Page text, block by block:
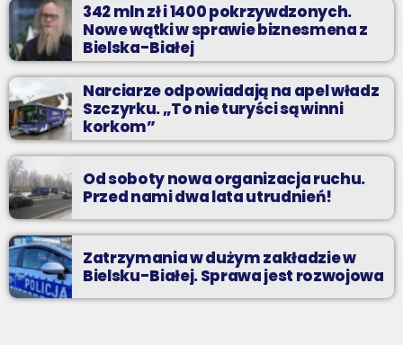
342 mln zł i 1400 pokrzywdzonych.
Nowe wątki w sprawie biznesmena z
Bielska-Białej
Narciarze odpowiadają na apel władz
Szczyrku. „To nie turyści są winni
korkom”
Od soboty nowa organizacja ruchu.
Przed nami dwa lata utrudnień!
Zatrzymania w dużym zakładzie w
Bielsku-Białej. Sprawa jest rozwojowa